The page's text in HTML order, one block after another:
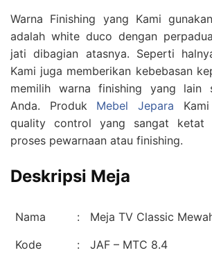
Warna Finishing yang Kami
adalah white duco dengan
jati dibagian atasnya. Seperti
Kami juga memberikan kebebasan
memilih warna finishing yang lain
Anda. Produk Mebel Jepara
quality control yang sangat ketat
proses pewarnaan atau finishing.
Deskripsi Meja
Nama :
Meja TV Classic
Kode
:
JAF – MTC 8.4